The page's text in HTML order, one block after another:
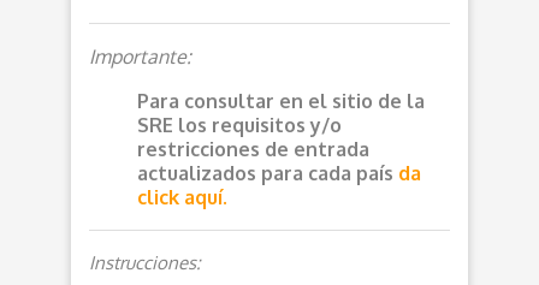
Importante:
Para consultar en el sitio de la
SRE los requisitos y/o
restricciones de entrada
actualizados para cada país da
click aquí.
Instrucciones: